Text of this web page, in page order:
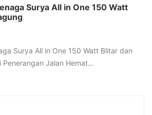
Surya All in One 150 Watt
Surya All in One 150 Watt Blitar dan
Penerangan Jalan Hemat…